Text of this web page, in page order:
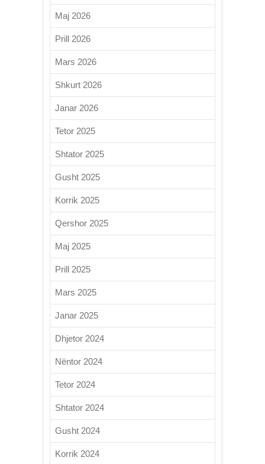
Maj 2026
Prill 2026
Mars 2026
Shkurt 2026
Janar 2026
Tetor 2025
Shtator 2025
Gusht 2025
Korrik 2025
Qershor 2025
Maj 2025
Prill 2025
Mars 2025
Janar 2025
Dhjetor 2024
Nëntor 2024
Tetor 2024
Shtator 2024
Gusht 2024
Korrik 2024